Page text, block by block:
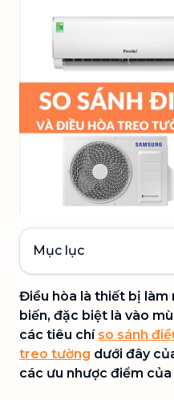
Mục lục
Điều hòa là thiết bị
biến, đặc biệt là vào
các tiêu chí so sánh
treo tường dưới đây
các ưu nhược điểm